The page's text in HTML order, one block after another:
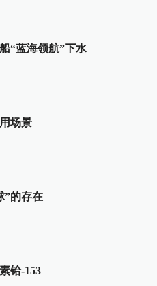
“蓝海领航”下水
场景
”的存在
铪-153